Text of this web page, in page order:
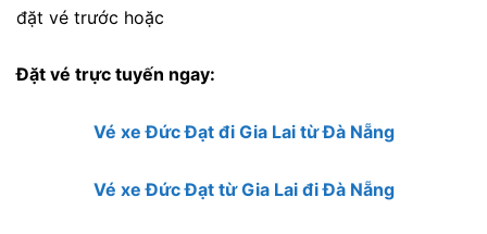
đặt vé trước hoặc
Đặt vé trực tuyến ngay:
Vé xe Đức Đạt đi Gia Lai từ Đà Nẵng
Vé xe Đức Đạt từ Gia Lai đi Đà Nẵng